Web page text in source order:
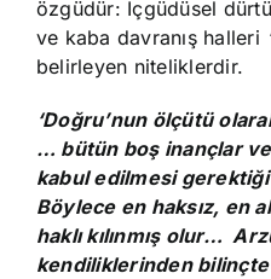
özgüdür: İçgüdüsel
ve kaba davranış halleri
belirleyen niteliklerdir.
‘Doğru’nun ölçütü
… bütün boş inançlar ve
kabul edilmesi
Böylece en haksız, en
haklı kılınmış olur…
kendiliklerinden